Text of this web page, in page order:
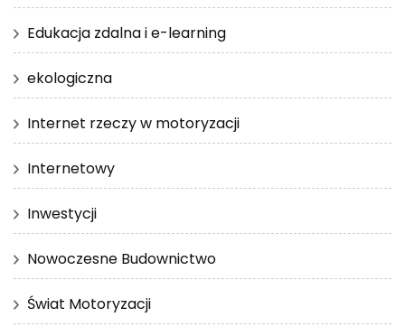
Edukacja zdalna i e-learning
ekologiczna
Internet rzeczy w motoryzacji
Internetowy
Inwestycji
Nowoczesne Budownictwo
Świat Motoryzacji